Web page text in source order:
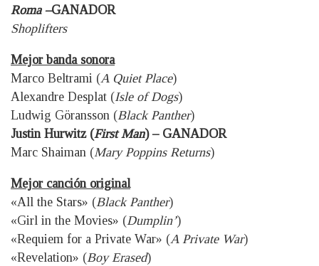
Roma –GANADOR
Shoplifters
Mejor banda sonora
Marco Beltrami (A Quiet Place)
Alexandre Desplat (Isle of Dogs)
Ludwig Göransson (Black Panther)
Justin Hurwitz (First Man) – GANADOR
Marc Shaiman (Mary Poppins Returns)
Mejor canción original
«All the Stars» (Black Panther)
«Girl in the Movies» (Dumplin’)
«Requiem for a Private War» (A Private War)
«Revelation» (Boy Erased)